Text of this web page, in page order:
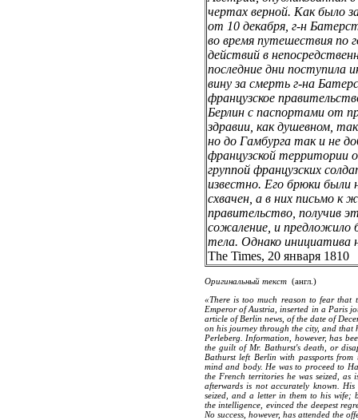
чертах верной. Как было
от 10 декабря, г-н
во время путешествия по
действий в
последние дни поступила
вину за смерть г-на
французское
Берлин с паспортами от
здравии, как душевном,
но до Гамбурга так и не
французской территории
группой французских
известно. Его брюки были
схвачен, а в них письмо к
правительство, получив
сожаление, и предложило
тела. Однако инициатива
The Times, 20 января 1810
Оригинальный текст (англ.)
«There is too much reason to fear
Emperor of Austria, inserted in a Paris
article of Berlin news, of the date of
on his journey through the city, and that
Perleberg. Information, however, has
the guilt of Mr. Bathurst's death, or
Bathurst left Berlin with passports
mind and body. He was to proceed to
the French territories he was seized,
afterwards is not accurately known.
seized, and a letter in them to his wife;
the intelligence, evinced the deepest
No success, however, has attended the